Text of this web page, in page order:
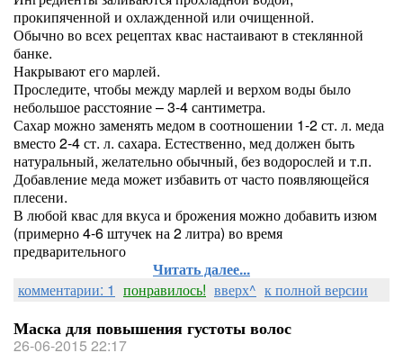
прокипяченной и охлажденной или очищенной.
Обычно во всех рецептах квас настаивают в стеклянной
банке.
Накрывают его марлей.
Проследите, чтобы между марлей и верхом воды было
небольшое расстояние – 3-4 сантиметра.
Сахар можно заменять медом в соотношении 1-2 ст. л. меда
вместо 2-4 ст. л. сахара. Естественно, мед должен быть
натуральный, желательно обычный, без водорослей и т.п.
Добавление меда может избавить от часто появляющейся
плесени.
В любой квас для вкуса и брожения можно добавить изюм
(примерно 4-6 штучек на 2 литра) во время
предварительного
Читать далее...
комментарии: 1 понравилось! вверх^ к полной версии
Маска для повышения густоты волос
26-06-2015 22:17